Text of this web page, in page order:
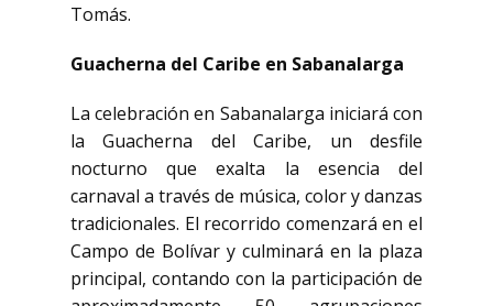
Tomás.
Guacherna del Caribe en Sabanalarga
La celebración en Sabanalarga iniciará con
la Guacherna del Caribe, un desfile
nocturno que exalta la esencia del
carnaval a través de música, color y danzas
tradicionales. El recorrido comenzará en el
Campo de Bolívar y culminará en la plaza
principal, contando con la participación de